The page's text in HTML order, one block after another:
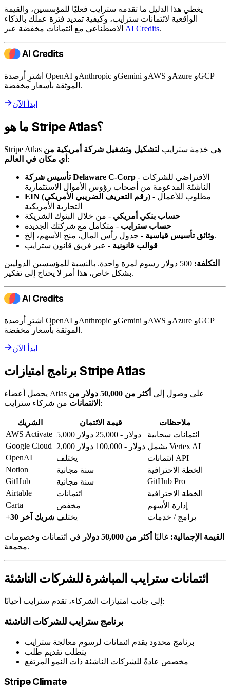
يغطي هذا الدليل ما تقدمه سترايب فعليًا للمؤسسين، والقيمة
الواقعية لائتمانات سترايب، وكيفية تمديد فترة عملك بالذكاء
AI Credits.
اشترِ أرصدة OpenAI وAnthropic وGemini وAWS وAzure وGCP
الموثقة بأسعار مخفضة.
ابدأ الآن
ما هو Stripe Atlas؟
Stripe Atlas هي خدمة سترايب لتشكيل وتشغيل شركة أمريكية من
أي مكان في العالم :
تأسيس شركة Delaware C-Corp - الافتراضي للشركات
الناشئة المدعومة من أصحاب رؤوس الأموال الاستثمارية
EIN (رقم التعريف الضريبي الأمريكي) - مطلوب للأعمال
التجارية الأمريكية
حساب بنكي أمريكي - من خلال البنوك الشريكة
حساب سترايب - متكامل مع شركتك الجديدة
وثائق تأسيس قياسية- جدول رأس المال، منح الأسهم، إلخ.
قوالب قانونية - عبر فريق قانون سترايب
التكلفة:
500 دولار رسوم لمرة واحدة. بالنسبة للمؤسسين الدوليين
بشكل خاص، هذا أمر لا يحتاج إلى تفكير.
اشترِ أرصدة OpenAI وAnthropic وGemini وAWS وAzure وGCP
الموثقة بأسعار مخفضة.
ابدأ الآن
برنامج امتيازات Stripe Atlas
يحصل أعضاء Atlas على وصول إلى
أكثر من 50,000 دولار من
الائتمانات من شركاء سترايب:
الشريك قيمة الائتمان
ملاحظات
AWS Activate
5,000 دولار - 25,000 دولار
ائتمانات سحابية
Google Cloud
2,000 دولار - 100,000 دولار
يشمل Vertex AI
OpenAI
يختلف
ائتمانات API
Notion
سنة مجانية
الخطة الاحترافية
GitHub
سنة مجانية
GitHub Pro
Airtable
ائتمانات
الخطة الاحترافية
Carta
مخفض
إدارة الأسهم
+30 شريك آخر يختلف برامج / خدمات
القيمة الإجمالية: غالبًا أكثر من 50,000 دولار
في ائتمانات وخصومات
مجمعة.
ائتمانات سترايب المباشرة للشركات الناشئة
إلى جانب امتيازات الشركاء، تقدم سترايب أحيانًا:
برنامج سترايب للشركات الناشئة
برنامج محدود يقدم ائتمانات لرسوم معالجة سترايب
يتطلب تقديم طلب
مخصص عادةً للشركات الناشئة ذات النمو المرتفع
Stripe Climate